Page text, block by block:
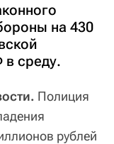
на 430
среду.
Полиция
рублей